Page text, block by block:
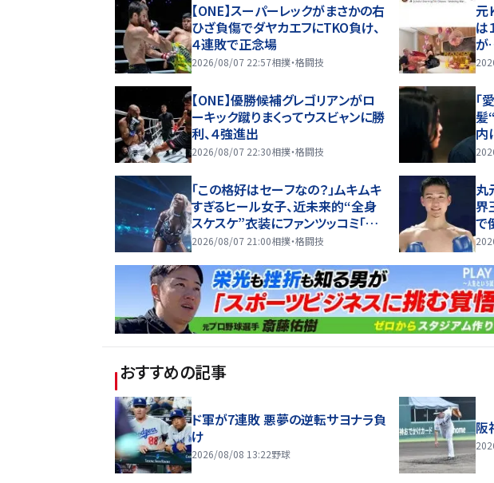
【ONE】スーパーレックがまさかの右
ひざ負傷でダヤカエフにTKO負け、
４連敗で正念場
2026/08/07 22:57相撲・格闘技
元
は
が
進
【ONE】優勝候補グレゴリアンがロ
ーキック蹴りまくってウスビャンに勝
利、４強進出
2026/08/07 22:30相撲・格闘技
「
髪
内
れ
「この格好はセーフなの？」ムキムキ
すぎるヒール女子、近未来的“全身
スケスケ”衣装にファンツッコミ「着
ているけど着ていない感…」
2026/08/07 21:00相撲・格闘技
丸
界
で
る」
おすすめの記事
ド軍が7連敗 悪夢の逆転サヨナラ負
け
2026/08/08 13:22野球
阪